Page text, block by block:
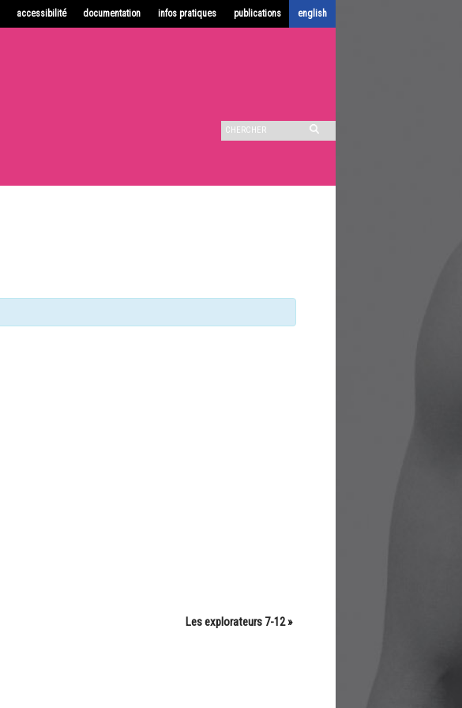
accessibilité documentation infos pratiques publications english
Les explorateurs 7-12»